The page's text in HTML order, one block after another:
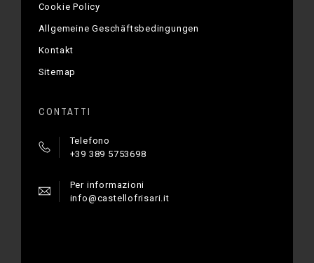
Cookie Policy
Allgemeine Geschäftsbedingungen
Kontakt
Sitemap
CONTATTI
Telefono
+39 389 5753698
Per informazioni
info@castellofrisari.it